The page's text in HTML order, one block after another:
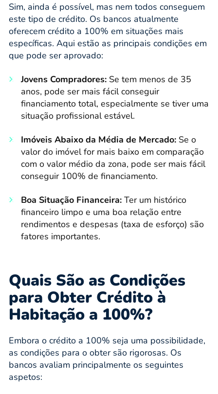
Sim, ainda é possível, mas nem todos conseguem
este tipo de crédito. Os bancos atualmente
oferecem crédito a 100% em situações mais
específicas. Aqui estão as principais condições em
que pode ser aprovado:
Jovens Compradores: Se tem menos de 35
anos, pode ser mais fácil conseguir
financiamento total, especialmente se tiver uma
situação profissional estável.
Imóveis Abaixo da Média de Mercado: Se o
valor do imóvel for mais baixo em comparação
com o valor médio da zona, pode ser mais fácil
conseguir 100% de financiamento.
Boa Situação Financeira: Ter um histórico
financeiro limpo e uma boa relação entre
rendimentos e despesas (taxa de esforço) são
fatores importantes.
Quais São as Condições
para Obter Crédito à
Habitação a 100%?
Embora o crédito a 100% seja uma possibilidade,
as condições para o obter são rigorosas. Os
bancos avaliam principalmente os seguintes
aspetos: